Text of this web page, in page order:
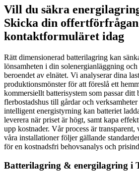
Vill du säkra
Skicka din
kontaktformuläret idag
Rätt dimensionerad batterilagring kan
lönsamheten i din solenergianläggning
beroendet av elnätet. Vi analyserar dina
produktionsmönster för att föreslå ett
kommersiellt batterisystem som passar
flerbostadshus till gårdar och
intelligent energistyrning kan batteriet
leverera när priset är högt, samt kapa
upp kostnader. Vår process är
våra installationer följer gällande
för en kostnadsfri behovsanalys och
Batterilagring & energilagring i